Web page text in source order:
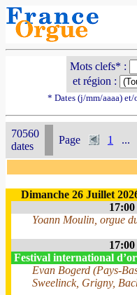
Mots clefs* :
et région :
* Dates (j/mm/aaaa)
70560
dates
Page 1 ...
Dimanche 26 Juillet
17:00
Yoann Moulin, orgue
17:00
Festival international
Evan Bogerd (Pays-
Sweelinck, Grigny,